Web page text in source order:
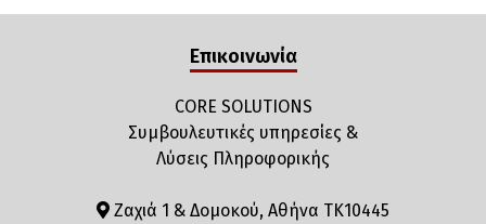
Επικοινωνία
CORE SOLUTIONS
Συμβουλευτικές υπηρεσίες &
Λύσεις Πληροφορικής
Ζαχιά 1 & Δομοκού, Αθήνα ΤΚ10445